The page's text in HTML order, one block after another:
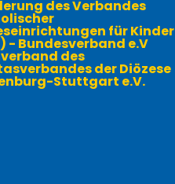
des Verbandes
für Kinder
- Bundesverband e.V
des
der Diözese
Stuttgart e.V.